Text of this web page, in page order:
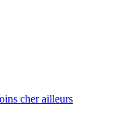
cher ailleurs